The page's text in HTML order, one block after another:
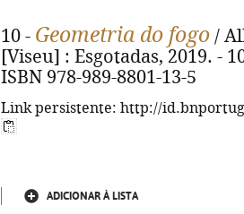
10 - Geometria do fogo /
[Viseu] : Esgotadas, 2019. -
ISBN 978-989-8801-13-5
Link persistente: http://
ADICIONAR À LISTA